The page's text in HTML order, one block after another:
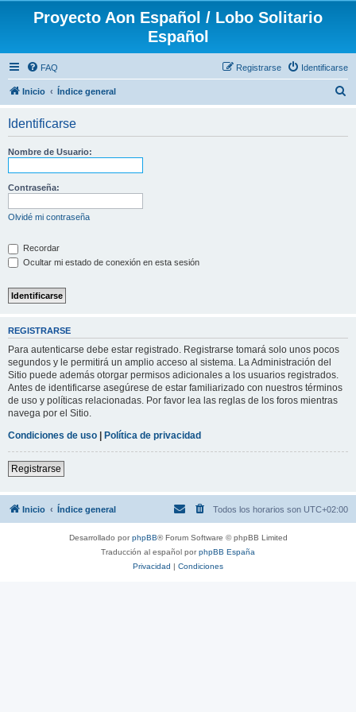
Proyecto Aon Español / Lobo Solitario
Español
FAQ Identificarse
Registrarse
Inicio Índice general
Identificarse
Nombre de Usuario:
Contraseña:
Olvidé mi contraseña
Recordar
Ocultar mi estado de conexión en esta sesión
REGISTRARSE
Para autenticarse debe estar registrado. Registrarse tomará solo unos pocos
segundos y le permitirá un amplio acceso al sistema. La Administración del
Sitio puede además otorgar permisos adicionales a los usuarios registrados.
Antes de identificarse asegúrese de estar familiarizado con nuestros términos
de uso y políticas relacionadas. Por favor lea las reglas de los foros mientras
navega por el Sitio.
Condiciones de uso | Política de privacidad
Registrarse
Inicio Índice general Todos los horarios son UTC+02:00
Desarrollado porphpBB® Forum Software © phpBB Limited
Traducción al español porphpBB España
Privacidad | Condiciones